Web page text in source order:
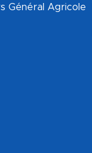
Général Agricole